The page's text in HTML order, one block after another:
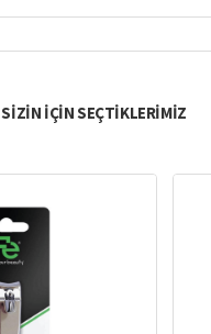
SIZIN IÇIN SEÇTIKLERIMIZ